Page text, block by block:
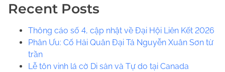
Recent Posts
Thông cáo số 4, cập nhật về Đại Hội Liên Kết 2026
Phân Ưu: Cố Hải Quân Đại Tá Nguyễn Xuân Sơn từ
trần
Lễ tôn vinh lá cờ Di sản và Tự do tại Canada